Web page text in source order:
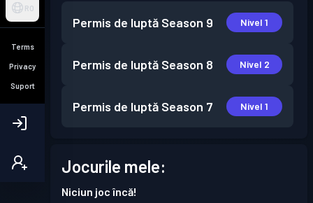
RO
Terms
Privacy
Suport
Permis de luptă Season 9 Nivel 1
Permis de luptă Season 8 Nivel 2
Permis de luptă Season 7 Nivel 1
Jocurile mele:
Niciun joc încă!